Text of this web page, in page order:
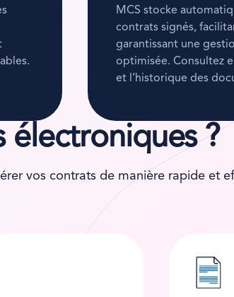
MCS stocke
contrats signés,
garantissant une
optimisée. Consultez
et l’historique des
électroniques ?
vos contrats de manière rapide et